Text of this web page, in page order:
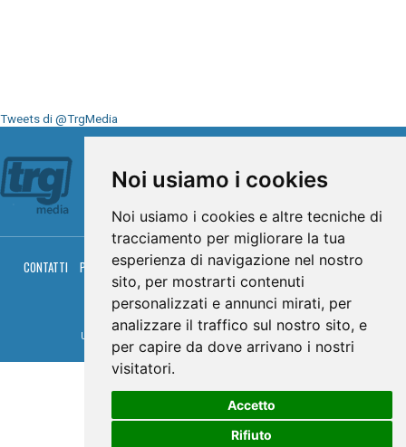
Noi usiamo i cookies
Noi usiamo i cookies e altre tecniche di
tracciamento per migliorare la tua
esperienza di navigazione nel nostro
sito, per mostrarti contenuti
personalizzati e annunci mirati, per
analizzare il traffico sul nostro sito, e
per capire da dove arrivano i nostri
visitatori.
Accetto
Rifiuto
Tweets di @TrgMedia
CONTATTI PRIVACY COOKIES PALINSESTO DIRETTA TV
DIRETTA RADIO
RGM HITRADIO
© TRG Media 2005-2026
Umbria Televisioni s.r.l. - P.I.00496230541 - - Powered by